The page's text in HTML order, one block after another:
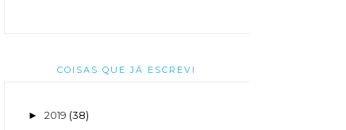
COISAS QUE JÁ ESCREVI
► 2019 (38)